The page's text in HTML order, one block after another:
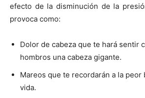
efecto de la disminución de la
provoca como:
Dolor de cabeza que te hará sentir
hombros una cabeza gigante.
Mareos que te recordarán a la peor
vida.